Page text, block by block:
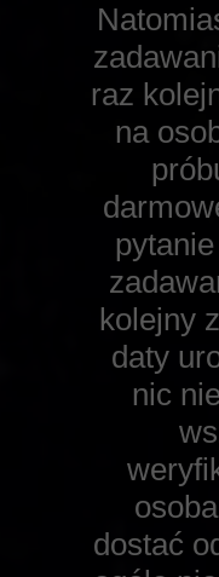
raz
na
kolejny
daty
nic
dostać